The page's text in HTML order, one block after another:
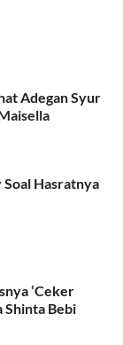
Adegan Syur
Hasratnya
‘Ceker
Shinta Bebi